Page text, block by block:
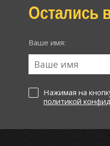
Остались
Ваше имя:
Нажимая на
политикой